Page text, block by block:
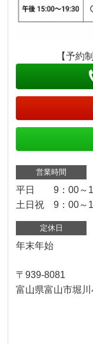
【予約
営業時間
平日 9：00～
土日祝 9：00～
定休日
年末年始
〒939-8081
富山県富山市堀